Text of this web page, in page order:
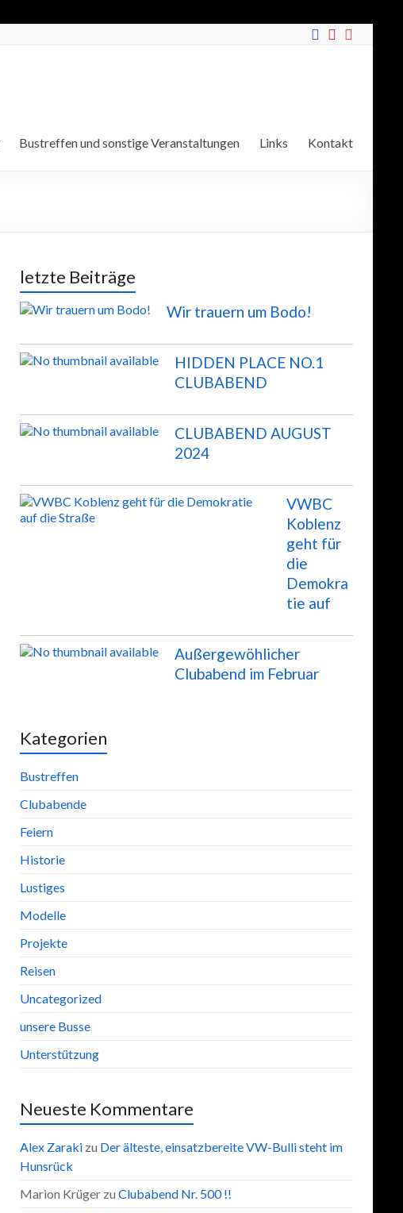
Bustreffen und sonstige Veranstaltungen Links Kontakt
letzte Beiträge
Wir trauern um Bodo!
HIDDEN PLACE NO.1
CLUBABEND
CLUBABEND AUGUST
2024
VWBC
Koblenz
geht für
die
Demokra
tie auf
Außergewöhlicher
Clubabend im Februar
Kategorien
Bustreffen
Clubabende
Feiern
Historie
Lustiges
Modelle
Projekte
Reisen
Uncategorized
unsere Busse
Unterstützung
Neueste Kommentare
Alex Zaraki zu Der älteste, einsatzbereite VW-Bulli steht im
Hunsrück
Marion Krüger zu Clubabend Nr. 500 !!